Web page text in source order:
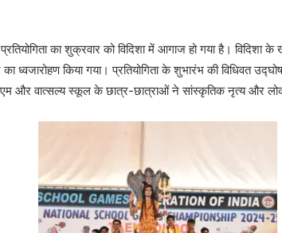
प्रतियोगिता का शुक्रवार को विदिशा में आगाज हो गया है।
का ध्वजारोहण किया गया। प्रतियोगिता के शुभारंभ की विधिवत
और वात्सल्य स्कूल के छात्र-छात्राओं ने सांस्कृतिक नृत्य और लोक